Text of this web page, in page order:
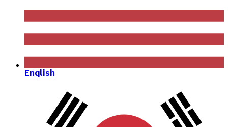
English